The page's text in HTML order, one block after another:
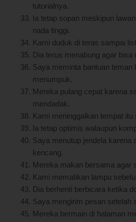
tutorialnya.
Ia tetap sopan meskipun
nada tinggi.
Kami duduk di teras sampai
Dia terus menabung agar bisa
Saya meminta bantuan teman
menumpuk.
Mereka pulang cepat karena
mendadak.
Kami meninggalkan tempat
Ia tetap optimis walaupun
Saya menutup jendela karena
kencang.
Mereka makan bersama agar
Kami mematikan lampu
Dia berhenti berbicara ketika
Saya mengirim pesan setelah
Mereka bermain di halaman